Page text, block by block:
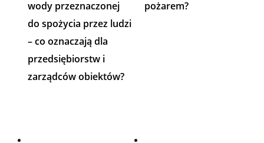
wody przeznaczonej
do spożycia przez ludzi
– co oznaczają dla
przedsiębiorstw i
zarządców obiektów?
pożarem?